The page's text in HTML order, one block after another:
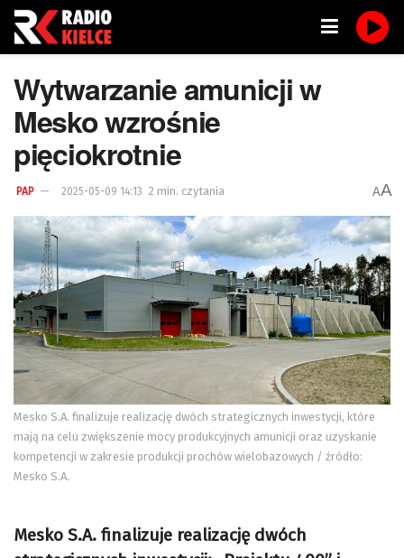
Wytwarzanie amunicji w
Mesko wzrośnie
pięciokrotnie
PAP 2025-05-09 14:13 2 min. czytania AA
Mesko S.A. finalizuje realizację dwóch strategicznych inwestycji, które
mają na celu zwiększenie mocy produkcyjnych amunicji oraz uzyskanie
kompetencji w zakresie produkcji prochów wielobazowych / źródło:
Mesko S.A.
Mesko S.A. finalizuje realizację dwóch